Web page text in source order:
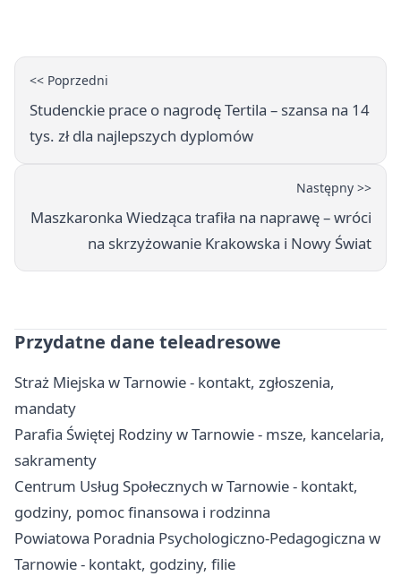
<< Poprzedni
Studenckie prace o nagrodę Tertila – szansa na 14
tys. zł dla najlepszych dyplomów
Następny >>
Maszkaronka Wiedząca trafiła na naprawę – wróci
na skrzyżowanie Krakowska i Nowy Świat
Przydatne dane teleadresowe
Straż Miejska w Tarnowie - kontakt, zgłoszenia,
mandaty
Parafia Świętej Rodziny w Tarnowie - msze, kancelaria,
sakramenty
Centrum Usług Społecznych w Tarnowie - kontakt,
godziny, pomoc finansowa i rodzinna
Powiatowa Poradnia Psychologiczno-Pedagogiczna w
Tarnowie - kontakt, godziny, filie